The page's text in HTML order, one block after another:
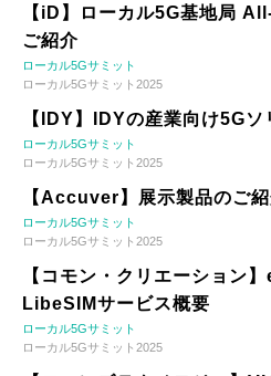
【iD】ローカル5G基地局
ご紹介
ローカル5Gサミット
ローカル5Gサミット2025
【IDY】IDYの産業向け5Gソ
ローカル5Gサミット
ローカル5Gサミット2025
【Accuver】展示製品のご
ローカル5Gサミット
ローカル5Gサミット2025
【コモン・クリエーション
LibeSIMサービス概要
ローカル5Gサミット
ローカル5Gサミット2025